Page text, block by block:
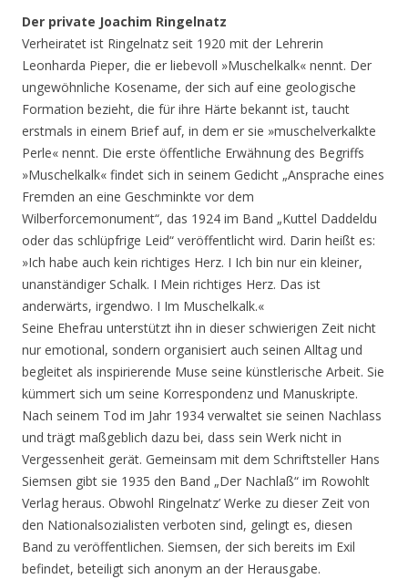
Der private Joachim Ringelnatz
Verheiratet ist Ringelnatz seit 1920 mit der Lehrerin
Leonharda Pieper, die er liebevoll »Muschelkalk« nennt. Der
ungewöhnliche Kosename, der sich auf eine geologische
Formation bezieht, die für ihre Härte bekannt ist, taucht
erstmals in einem Brief auf, in dem er sie »muschelverkalkte
Perle« nennt. Die erste öffentliche Erwähnung des Begriffs
»Muschelkalk« findet sich in seinem Gedicht „Ansprache eines
Fremden an eine Geschminkte vor dem
Wilberforcemonument“, das 1924 im Band „Kuttel Daddeldu
oder das schlüpfrige Leid“ veröffentlicht wird. Darin heißt es:
»Ich habe auch kein richtiges Herz. I Ich bin nur ein kleiner,
unanständiger Schalk. I Mein richtiges Herz. Das ist
anderwärts, irgendwo. I Im Muschelkalk.«
Seine Ehefrau unterstützt ihn in dieser schwierigen Zeit nicht
nur emotional, sondern organisiert auch seinen Alltag und
begleitet als inspirierende Muse seine künstlerische Arbeit. Sie
kümmert sich um seine Korrespondenz und Manuskripte.
Nach seinem Tod im Jahr 1934 verwaltet sie seinen Nachlass
und trägt maßgeblich dazu bei, dass sein Werk nicht in
Vergessenheit gerät. Gemeinsam mit dem Schriftsteller Hans
Siemsen gibt sie 1935 den Band „Der Nachlaß“ im Rowohlt
Verlag heraus. Obwohl Ringelnatz’ Werke zu dieser Zeit von
den Nationalsozialisten verboten sind, gelingt es, diesen
Band zu veröffentlichen. Siemsen, der sich bereits im Exil
befindet, beteiligt sich anonym an der Herausgabe.